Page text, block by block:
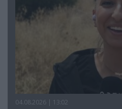
04.08.2026 | 13:02